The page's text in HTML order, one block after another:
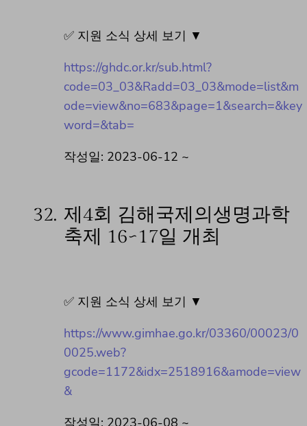
✅ 지원 소식 상세 보기 ▼
https://ghdc.or.kr/sub.html?
code=03_03&Radd=03_03&mode=list&m
ode=view&no=683&page=1&search=&key
word=&tab=
작성일: 2023-06-12 ~
32. 제4회 김해국제의생명과학
축제 16~17일 개최
✅ 지원 소식 상세 보기 ▼
https://www.gimhae.go.kr/03360/00023/0
0025.web?
gcode=1172&idx=2518916&amode=view
&
작성일: 2023-06-08 ~